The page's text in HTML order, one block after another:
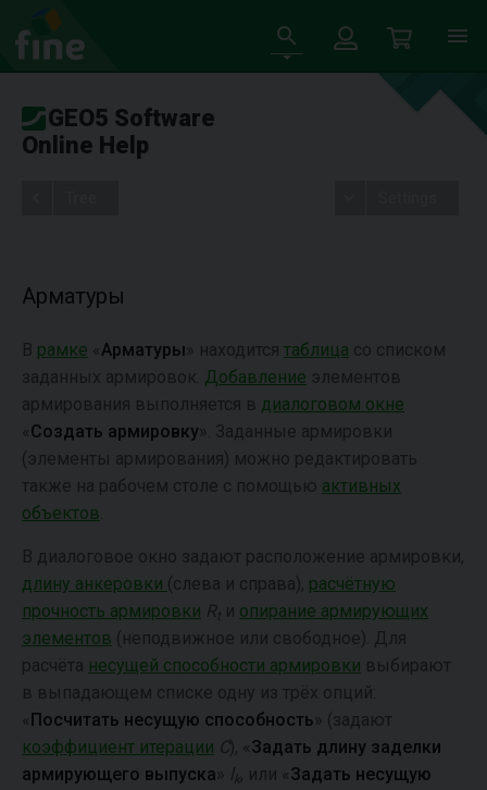
GEO5 Software
Online Help
Арматуры
В рамке «Арматуры » находится таблица со списком
заданных армировок. Добавление элементов
армирования выполняется в диалоговом окне
« Создать армировку ». Заданные армировки
(элементы армирования) можно редактировать
также на рабочем столе с помощью активных
объектов
В диалоговое окно задают расположение армировки,
длину анкеровки (слева и справа), расчётную
прочность армировки Rt и опирание армирующих
элементов (неподвижное или свободное). Для
расчёта несущей способности армировки выбирают
в выпадающем списке одну из трёх опций:
« Посчитать несущую способность » (задают
коэффициент итерации C), « Задать длину заделки
армирующего выпуска » lk , или « Задать несущую